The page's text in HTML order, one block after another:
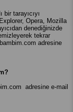
bir tarayıcıyı
Opera, Mozilla
denediğinizde
tekrar
adresine
adresine e-mail